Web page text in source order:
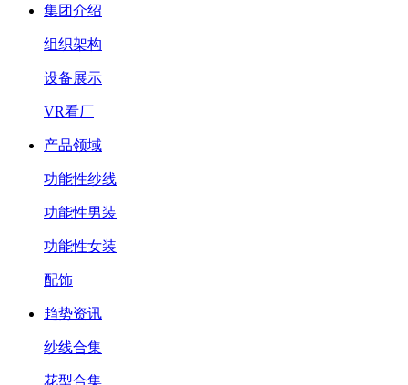
集团介绍
组织架构
设备展示
VR看厂
产品领域
功能性纱线
功能性男装
功能性女装
配饰
趋势资讯
纱线合集
花型合集